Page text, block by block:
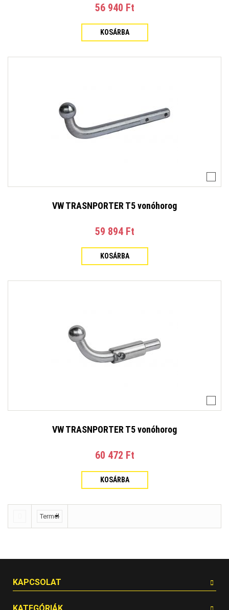
56 940 Ft‎
KOSÁRBA
VW TRASNPORTER T5 vonóhorog
59 894 Ft‎
KOSÁRBA
VW TRASNPORTER T5 vonóhorog
60 472 Ft‎
KOSÁRBA
KAPCSOLAT